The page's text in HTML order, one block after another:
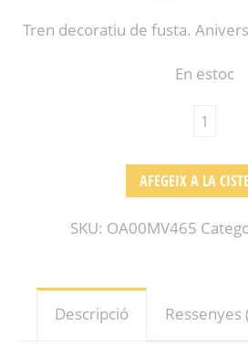
Tren decoratiu de fusta.
En estoc
AFEGEIX A LA
SKU: OA00MV465
Descripció Ressenyes